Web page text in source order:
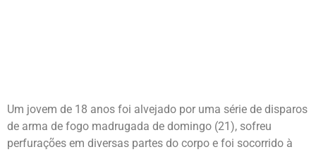
Um jovem de 18 anos foi alvejado por uma série de disparos
de arma de fogo madrugada de domingo (21), sofreu
perfurações em diversas partes do corpo e foi socorrido à